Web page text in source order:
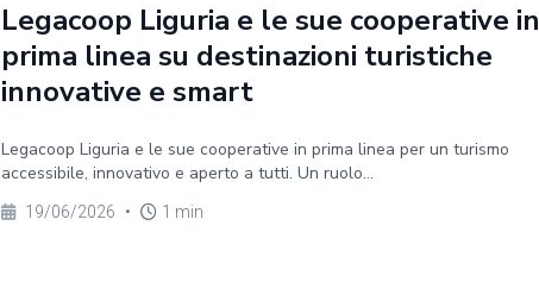
Legacoop Liguria e le sue cooperative in
prima linea su destinazioni turistiche
innovative e smart
Legacoop Liguria e le sue cooperative in prima linea per un turismo
accessibile, innovativo e aperto a tutti. Un ruolo...
19/06/2026 • 1 min